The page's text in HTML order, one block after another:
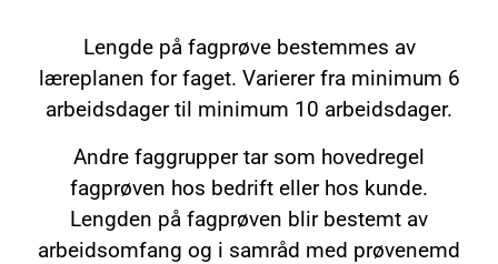
Lengde på fagprøve bestemmes av
læreplanen for faget. Varierer fra minimum 6
arbeidsdager til minimum 10 arbeidsdager.
Andre faggrupper tar som hovedregel
fagprøven hos bedrift eller hos kunde.
Lengden på fagprøven blir bestemt av
arbeidsomfang og i samråd med prøvenemd